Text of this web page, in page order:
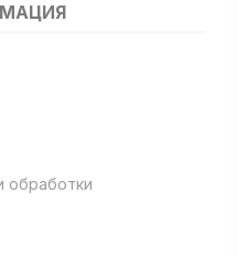
обработки